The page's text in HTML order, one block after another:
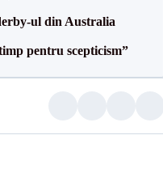
ul din Australia
pentru scepticism”